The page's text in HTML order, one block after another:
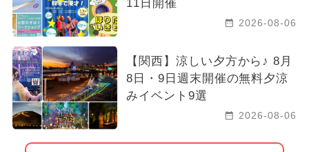
11日開催
2026-08-06
【関西】涼しい夕方から♪ 8月
8日・9日週末開催の無料夕涼
みイベント9選
2026-08-06